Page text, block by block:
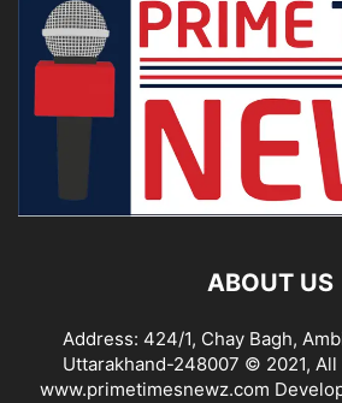
ABOUT US
Address: 424/1, Chay Bagh,
Uttarakhand-248007 © 2021,
www.primetimesnewz.com